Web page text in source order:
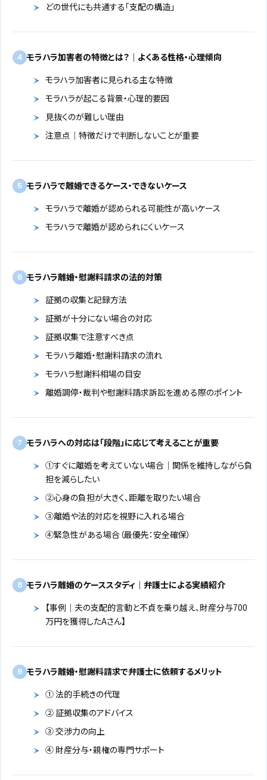
どの世代にも共通する「支配の構造」
4 モラハラ加害者の特徴とは？｜よくある性格・心理傾向
モラハラ加害者に見られる主な特徴
モラハラが起こる背景・心理的要因
見抜くのが難しい理由
注意点｜特徴だけで判断しないことが重要
5 モラハラで離婚できるケース・できないケース
モラハラで離婚が認められる可能性が高いケース
モラハラで離婚が認められにくいケース
6 モラハラ離婚・慰謝料請求の法的対策
証拠の収集と記録方法
証拠が十分にない場合の対応
証拠収集で注意すべき点
モラハラ離婚・慰謝料請求の流れ
モラハラ慰謝料相場の目安
離婚調停・裁判や慰謝料請求訴訟を進める際のポイント
7 モラハラへの対応は「段階」に応じて考えることが重要
①すぐに離婚を考えていない場合｜関係を維持しながら負
担を減らしたい
②心身の負担が大きく、距離を取りたい場合
③離婚や法的対応を視野に入れる場合
④緊急性がある場合（最優先：安全確保）
8 モラハラ離婚のケーススタディ｜弁護士による実績紹介
【事例｜夫の支配的言動と不貞を乗り越え、財産分与700
万円を獲得したAさん】
9 モラハラ離婚・慰謝料請求で弁護士に依頼するメリット
① 法的手続きの代理
② 証拠収集のアドバイス
③ 交渉力の向上
④ 財産分与・親権の専門サポート